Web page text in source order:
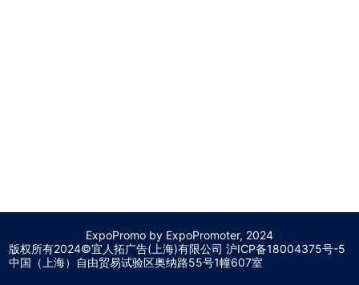
ExpoPromo by ExpoPromoter, 2024
版权所有2024©宜人拓广告(上海)有限公司 沪ICP备18004375号-5
中国（上海）自由贸易试验区奥纳路55号1幢607室